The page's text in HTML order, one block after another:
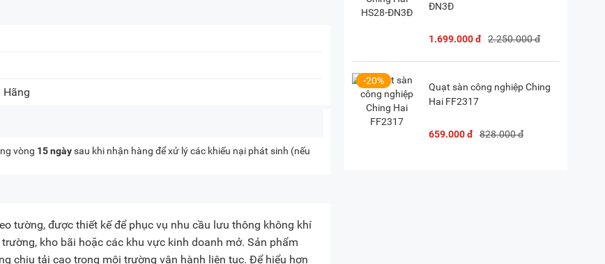
Hãng
vòng 15 ngàysau khi nhận hàng để xử lý các khiếu nại phát sinh (nếu
tường, được thiết kế để phục vụ nhu cầu lưu thông không khí
kho bãi hoặc các khu vực kinh doanh mở. Sản phẩm
chịu tải cao trong môi trường vận hành liên tục. Để hiểu hơn
ĐN3Đ
1.699.000 đ 2.250.000 đ
-20%
Quạt sàn công nghiệp Ching
Hai FF2317
659.000 đ 828.000 đ